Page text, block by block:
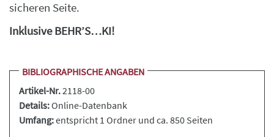
sicheren Seite.
Inklusive BEHR’S…KI!
BIBLIOGRAPHISCHE ANGABEN
Artikel-Nr.2118-00
Details:Online-Datenbank
Umfang:entspricht 1 Ordner und ca. 850 Seiten